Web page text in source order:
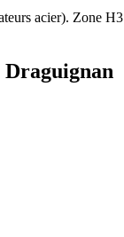
acier). Zone H3
Draguignan